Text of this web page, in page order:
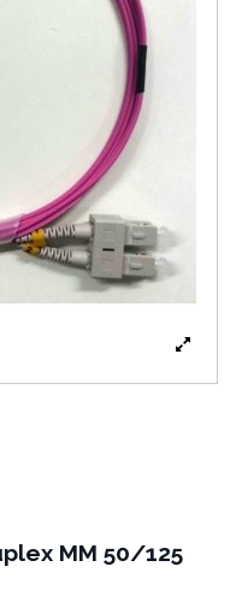
MM 50/125